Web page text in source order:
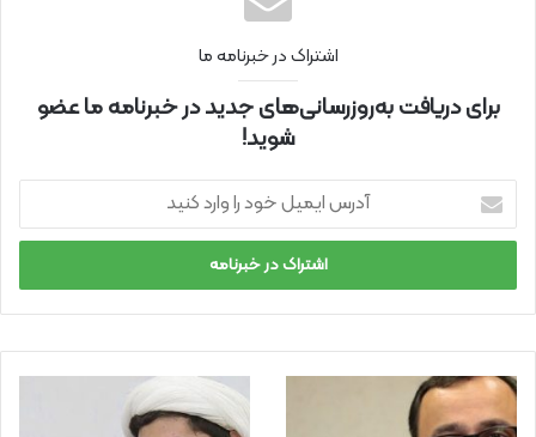
اشتراک در خبرنامه ما
برای دریافت به‌روزرسانی‌های جدید در خبرنامه ما عضو
شوید!
ر
ا
ی
ل
خ